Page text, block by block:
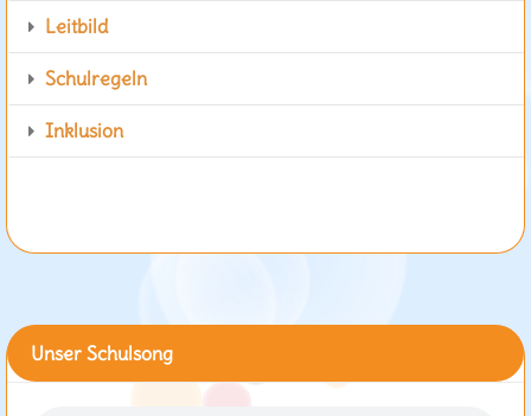
Leitbild
Schulregeln
Inklusion
Unser Schulsong